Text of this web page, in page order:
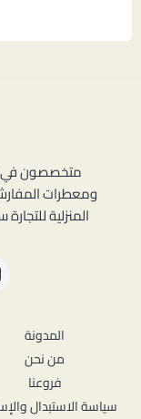
متخصصون في
ومعطرات
المدونة
من نحن
فروعنا
سياسة الاستبدال